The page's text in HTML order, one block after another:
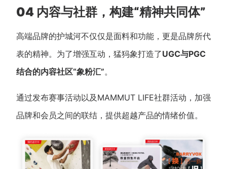
04 内容与社群，构建“精神共同体”
高端品牌的护城河不仅仅是面料和功能，更是品牌所代
表的精神。为了增强互动，猛犸象打造了UGC与PGC
结合的内容社区“象粉汇”。
通过发布赛事活动以及MAMMUT LIFE社群活动，加强
品牌和会员之间的联结，提供超越产品的情绪价值。